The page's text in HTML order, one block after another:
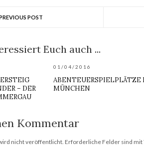
POST
Euch auch ...
– DER K
01/04/2016
ABENTEUERSPIELPLÄTZE
MÜNCHEN
Kommentar
nicht veröffentlicht.Erforderliche Felder sind mit